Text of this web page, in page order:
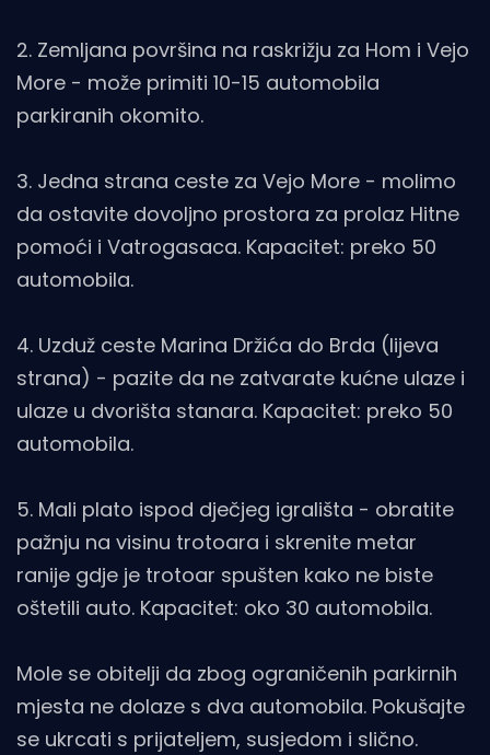
2. Zemljana površina na raskrižju za Hom i Vejo
More - može primiti 10-15 automobila
parkiranih okomito.
3. Jedna strana ceste za Vejo More - molimo
da ostavite dovoljno prostora za prolaz Hitne
pomoći i Vatrogasaca. Kapacitet: preko 50
automobila.
4. Uzduž ceste Marina Držića do Brda (lijeva
strana) - pazite da ne zatvarate kućne ulaze i
ulaze u dvorišta stanara. Kapacitet: preko 50
automobila.
5. Mali plato ispod dječjeg igrališta - obratite
pažnju na visinu trotoara i skrenite metar
ranije gdje je trotoar spušten kako ne biste
oštetili auto. Kapacitet: oko 30 automobila.
Mole se obitelji da zbog ograničenih parkirnih
mjesta ne dolaze s dva automobila. Pokušajte
se ukrcati s prijateljem, susjedom i slično.